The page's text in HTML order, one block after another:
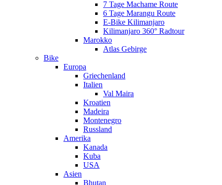
7 Tage Machame Route
6 Tage Marangu Route
E-Bike Kilimanjaro
Kilimanjaro 360° Radtour
Marokko
Atlas Gebirge
Bike
Europa
Griechenland
Italien
Val Maira
Kroatien
Madeira
Montenegro
Russland
Amerika
Kanada
Kuba
USA
Asien
Bhutan